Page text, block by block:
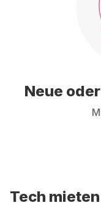
Neue
Tech